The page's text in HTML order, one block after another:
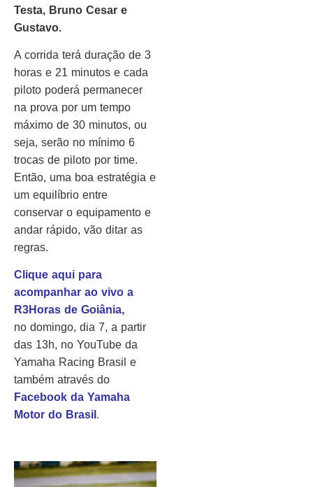
Testa, Bruno Cesar e
Gustavo.
A corrida terá duração de 3
horas e 21 minutos e cada
piloto poderá permanecer
na prova por um tempo
máximo de 30 minutos, ou
seja, serão no mínimo 6
trocas de piloto por time.
Então, uma boa estratégia e
um equilíbrio entre
conservar o equipamento e
andar rápido, vão ditar as
regras.
Clique aqui para
acompanhar ao vivo a
R3Horas de Goiânia,
no domingo, dia 7, a partir
das 13h, no YouTube da
Yamaha Racing Brasil e
também através do
Facebook da Yamaha
Motor do Brasil .